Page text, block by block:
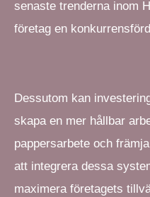
senaste trenderna inom
företag en
Dessutom kan
skapa en mer hållbar
pappersarbete och
att integrera dessa
maximera företagets